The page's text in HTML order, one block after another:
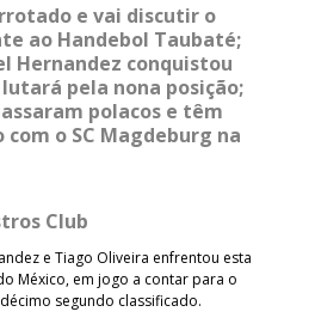
e vai discutir o
ao Handebol Taubaté;
Hernandez conquistou
pela nona posição;
polacos e têm
o SC Magdeburg na
Club
e Tiago Oliveira enfrentou esta
México, em jogo a contar para o
segundo classificado.